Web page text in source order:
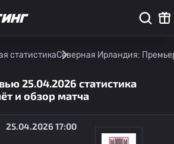
статистикаСеверная Ирландия:
25.04.2026 статистика
и обзор матча
25.04.2026 17:00